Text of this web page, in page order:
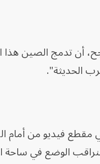
أن تدمج الصين هذا
الحديثة".
مقطع فيديو من أمام
الوضع في ساحة